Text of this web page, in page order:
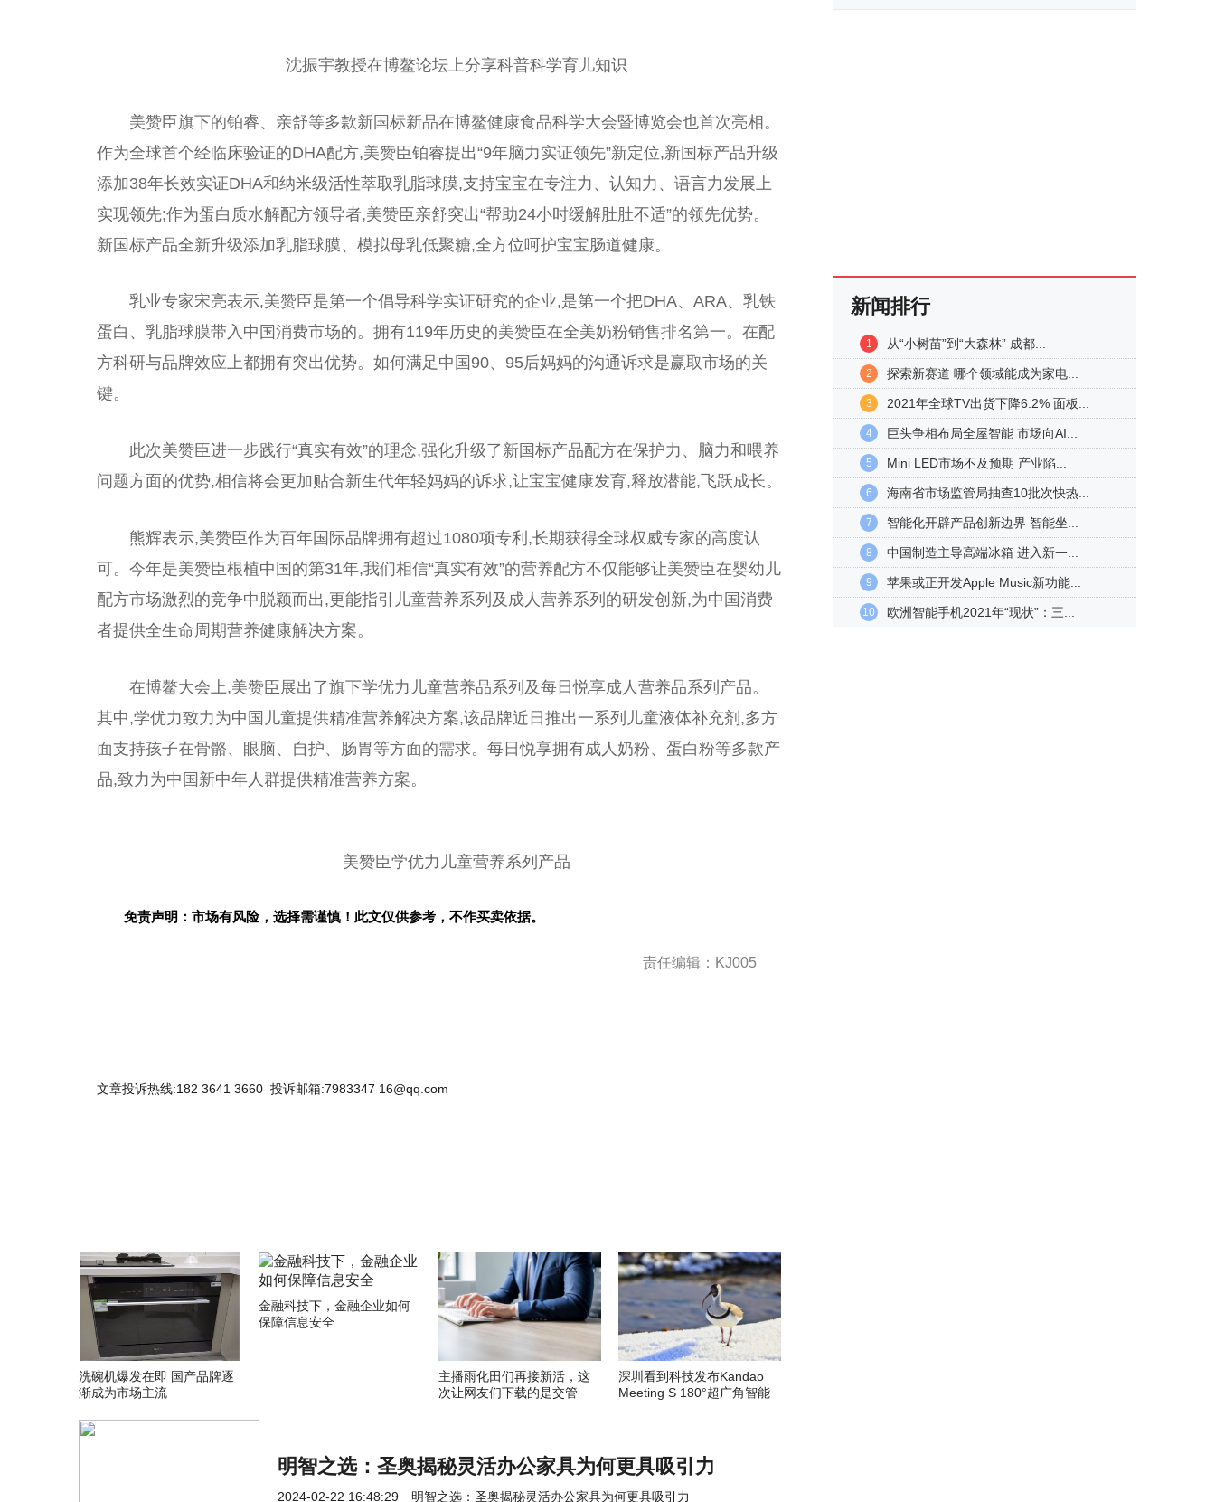
沈振宇教授在博鳌论坛上分享科普科学育儿知识
美赞臣旗下的铂睿、亲舒等多款新国标新品在博鳌健康食品科学大会暨博览会也首次亮相。
作为全球首个经临床验证的DHA配方,美赞臣铂睿提出“9年脑力实证领先”新定位,新国标产品升级
添加38年长效实证DHA和纳米级活性萃取乳脂球膜,支持宝宝在专注力、认知力、语言力发展上
实现领先;作为蛋白质水解配方领导者,美赞臣亲舒突出“帮助24小时缓解肚肚不适”的领先优势。
新国标产品全新升级添加乳脂球膜、模拟母乳低聚糖,全方位呵护宝宝肠道健康。
乳业专家宋亮表示,美赞臣是第一个倡导科学实证研究的企业,是第一个把DHA、ARA、乳铁
蛋白、乳脂球膜带入 中国消费市场的。拥有119年历史的美赞臣在全美奶粉销售排名第一。在配
方科研与品牌效应上都拥有突出优势。如何满足 中国 90、95后妈妈的沟通诉求是赢取市场的关
键。
此次美赞臣进一步践行“真实有效”的理念,强化升级了新国标产品配方在保护力、脑力和喂养
问题方面的优势,相信将会更加贴合新生代年轻妈妈的诉求,让宝宝健康发育,释放潜能,飞跃成长。
熊辉表示,美赞臣作为百年国际品牌拥有超过1080项专利,长期获得全球权威专家的高度认
可。今年是美赞臣根植中国 的第31年,我们相信“真实有效”的营养配方不仅能够让美赞臣在婴幼儿
配方市场激烈的竞争中脱颖而出,更能指引儿童营养系列及 成人 营养系列的研发创新,为中国消费
者提供全生命周期营养健康解决方案。
在博鳌大会上,美赞臣展出了旗下学优力儿童营养品系列及每日悦享成人 营养品系列产品。
其中,学优力致力为中国 儿童提供精准营养解决方案,该品牌近 日推出一系列儿童液体补充剂,多方
面支持孩子在骨骼、眼脑、自护、肠胃等方面的需求。每日悦享拥有成人 奶粉、蛋白粉等多款产
品,致力为中国 新中年人群提供精准营养方案。
美赞臣学优力儿童营养系列产品
免责声明：市场有风险，选择需谨慎！此文仅供参考，不作买卖依据。
责任编辑：KJ005
文章投诉热线:182 3641 3660 投诉邮箱:7983347 16@qq.com
洗碗机爆发在即 国产品牌逐
渐成为市场主流
金融科技下，金融企业如何
保障信息安全
主播雨化田们再接新活，这
次让网友们下载的是交管
深圳看到科技发布Kandao
Meeting S 180°超广角智能
明智之选：圣奥揭秘灵活办公家具为何更具吸引力
2024-02-22 16:48:29 明智之选：圣奥揭秘灵活办公家具为何更具吸引力
新闻排行
1 从“小树苗”到“大森林” 成都...
2 探索新赛道 哪个领域能成为家电...
3 2021年全球TV出货下降6.2% 面板...
4 巨头争相布局全屋智能 市场向AI...
5 Mini LED市场不及预期 产业陷...
6 海南省市场监管局抽查10批次快热...
7 智能化开辟产品创新边界 智能坐...
8 中国制造主导高端冰箱 进入新一...
9 苹果或正开发Apple Music新功能...
10 欧洲智能手机2021年“现状”：三...